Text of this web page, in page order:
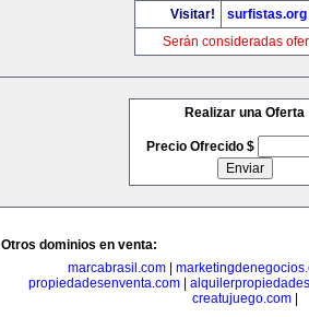
Visitar!
surfistas.org
Serán consideradas
Realizar una Oferta
Precio Ofrecido $
Otros dominios en venta:
marcabrasil.com
propiedadesenventa.com
creatujuego.com|